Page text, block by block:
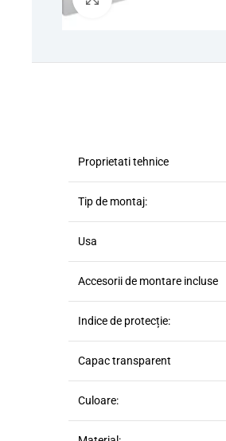
Proprietati tehnice
Tip de montaj:
Usa
Accesorii de montare incluse
Indice de protecție:
Capac transparent
Culoare: